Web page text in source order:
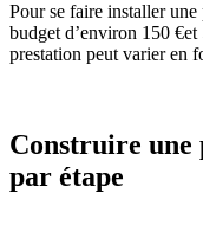
Pour se faire installer
budget d’environ 150
prestation peut varier en
Construire une
par étape